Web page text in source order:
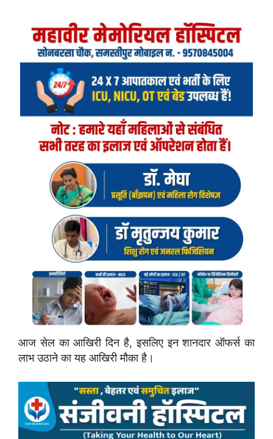
आज सेल का आखिरी दिन है, इसलिए इन शानदार ऑफर्स का
लाभ उठाने का यह आखिरी मौका है।